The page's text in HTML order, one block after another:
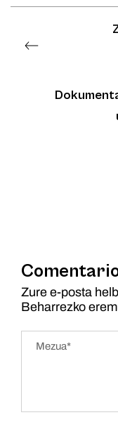
Zure e-posta
Beharrezko